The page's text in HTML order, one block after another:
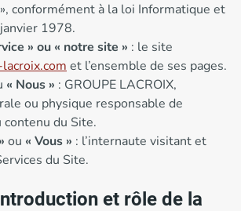
», conformément à la loi Informatique et
1978.
» ou « notre site » : le site
et l’ensemble de ses pages.
« Nous » : GROUPE LACROIX,
ou physique responsable de
contenu du Site.
ou « Vous » : l’internaute visitant et
du Site.
et rôle de la